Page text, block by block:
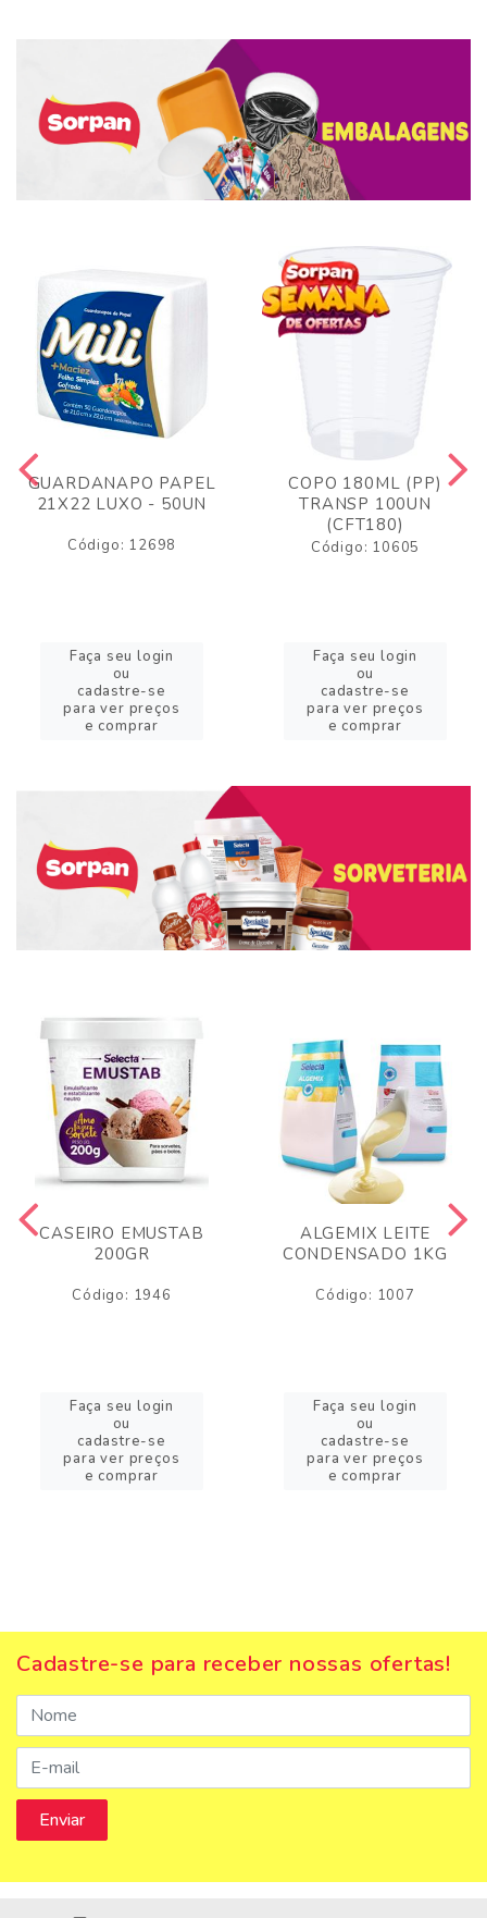
GUARDANAPO PAPEL
21X22 LUXO - 50UN
Código: 12698
Faça seu login
ou
cadastre-se
para ver preços
e comprar
COPO 180ML (PP)
TRANSP 100UN
(CFT180)
Código: 10605
Faça seu login
ou
cadastre-se
para ver preços
e comprar
CASEIRO EMUSTAB
200GR
Código: 1946
Faça seu login
ou
cadastre-se
para ver preços
e comprar
ALGEMIX LEITE
CONDENSADO 1KG
Código: 1007
Faça seu login
ou
cadastre-se
para ver preços
e comprar
Cadastre-se para receber nossas ofertas!